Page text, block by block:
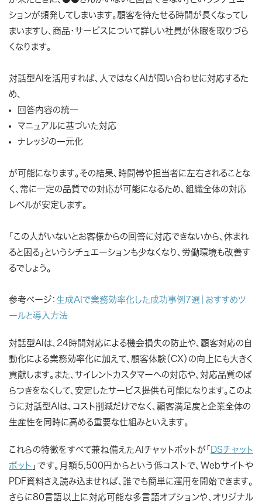
ションが頻発してしまいます。顧客を待たせる時間が長くなってし
まいますし、商品・サービスについて詳しい社員が休暇を取りづら
くなります。
対話型AIを活用すれば、人ではなくAIが問い合わせに対応するた
め、
回答内容の統一
マニュアルに基づいた対応
ナレッジの一元化
が可能になります。その結果、時間帯や担当者に左右されることな
く、常に一定の品質での対応が可能になるため、組織全体の対応
レベルが安定します。
「この人がいないとお客様からの回答に対応できないから、休まれ
ると困る」というシチュエーションも少なくなり、労働環境も改善す
るでしょう。
参考ページ： 生成AIで業務効率化した成功事例7選｜おすすめツ
ールと導入方法
対話型AIは、24時間対応による機会損失の防止や、顧客対応の自
動化による業務効率化に加えて、顧客体験（CX）の向上にも大きく
貢献します。また、サイレントカスタマーへの対応や、対応品質のば
らつきをなくして、安定したサービス提供も可能になります。このよ
うに対話型AIは、コスト削減だけでなく、顧客満足度と企業全体の
生産性を同時に高める重要な仕組みといえます。
これらの特徴をすべて兼ね備えたAIチャットボットが「
DSチャット
ボット 」です。月額5,500円からという低コストで、Webサイトや
PDF資料さえ読み込ませれば、誰でも簡単に運用を開始できます。
さらに80言語以上に対応可能な多言語オプションや、オリジナル